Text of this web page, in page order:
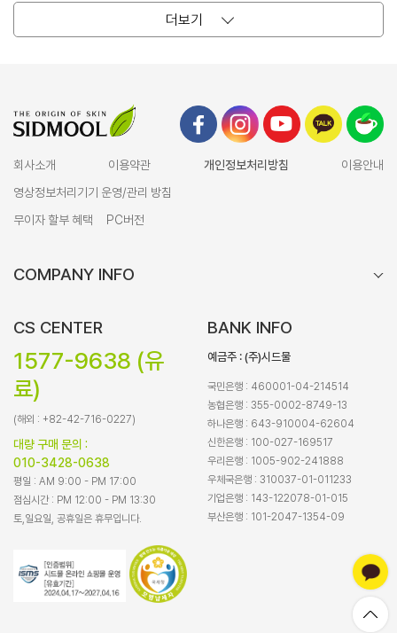
더보기
회사소개 이용약관 개인정보처리방침
이용안내
영상정보처리기기 운영/관리 방침
무이자 할부 혜택
PC버전
COMPANY INFO
CS CENTER
1577-9638 (유
료)
(해외 : +82-42-716-0227)
대량 구매 문의 :
010-3428-0638
평일 : AM 9:00 - PM 17:00
점심시간 : PM 12:00 - PM 13:30
토,일요일, 공휴일은 휴무입니다.
BANK INFO
예금주 : (주)시드물
국민은행 : 460001-04-214514
농협은행 : 355-0002-8749-13
하나은행 : 643-910004-62604
신한은행 : 100-027-169517
우리은행 : 1005-902-241888
우체국은행 : 310037-01-011233
기업은행 : 143-122078-01-015
부산은행 : 101-2047-1354-09